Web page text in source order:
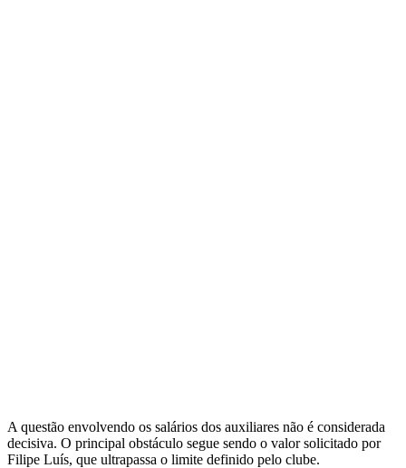
A questão envolvendo os salários dos auxiliares não é considerada
decisiva. O principal obstáculo segue sendo o valor solicitado por
Filipe Luís, que ultrapassa o limite definido pelo clube.